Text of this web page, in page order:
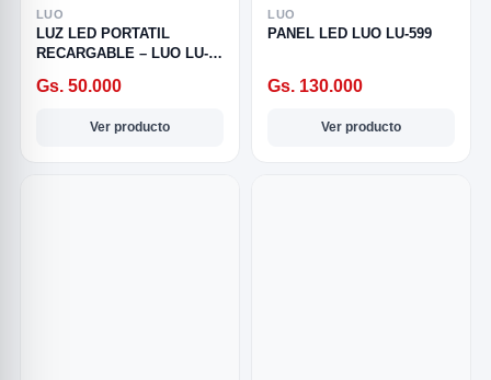
LUO
LUZ LED PORTATIL
RECARGABLE – LUO LU-
Gs. 50.000
Ver producto
LUO
PANEL LED LUO LU-599
Gs. 130.000
Ver producto